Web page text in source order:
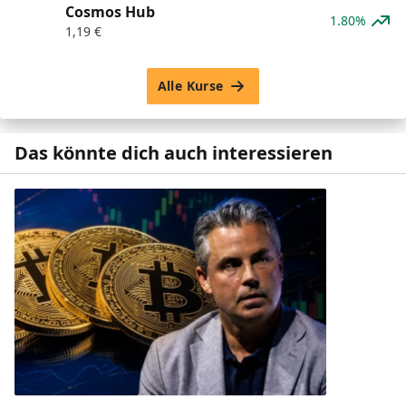
Cosmos Hub
1,19 €
1.80%
Alle Kurse
Das könnte dich auch interessieren